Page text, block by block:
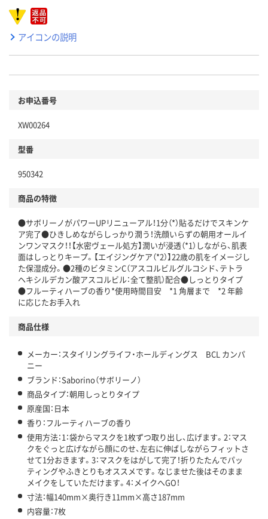
アイコンの説明
お申込番号
XW00264
型番
950342
商品の特徴
●サボリーノがパワーUPリニューアル！1分（*）貼るだけでスキンケ
ア完了●ひきしめながらしっかり潤う！洗顔いらずの朝用オールイ
ンワンマスク！！【水密ヴェール処方】潤いが浸透（*1）しながら、肌表
面はしっとりキープ。【エイジングケア（*2）】22歳の肌をイメージし
た保湿成分。●2種のビタミンC（アスコルビルグルコシド、テトラ
ヘキシルデカン酸アスコルビル：全て整肌）配合●しっとりタイプ
●フルーティハーブの香り*使用時間目安 *1 角層まで *2 年齢
に応じたお手入れ
商品仕様
メーカー：スタイリングライフ・ホールディングス BCL カンパ
ニー
ブランド：Saborino（サボリーノ）
商品タイプ：朝用しっとりタイプ
原産国：日本
香り：フルーティハーブの香り
使用方法：1：袋からマスクを1枚ずつ取り出し、広げます。2：マス
クをぐっと広げながら顔にのせ、左右に伸ばしながらフィットさ
せて1分おきます。3：マスクをはがして完了！折りたたんでパッ
ティングやふきとりもオススメです。なじませた後はそのまま
メイクをしていただけます。4：メイクへGO！
寸法：幅140mm×奥行き11mm×高さ187mm
内容量：7枚